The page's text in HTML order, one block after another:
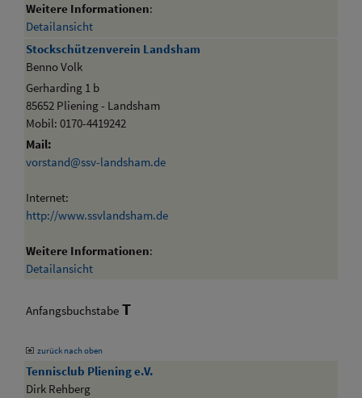
Weitere Informationen:
Detailansicht
Stockschützenverein Landsham
Benno Volk
Gerharding 1 b
85652 Pliening - Landsham
Mobil: 0170-4419242
Mail:
vorstand@ssv-landsham.de
Internet:
http://www.ssvlandsham.de
Weitere Informationen:
Detailansicht
Anfangsbuchstabe T
zurück nach oben
Tennisclub Pliening e.V.
Dirk Rehberg